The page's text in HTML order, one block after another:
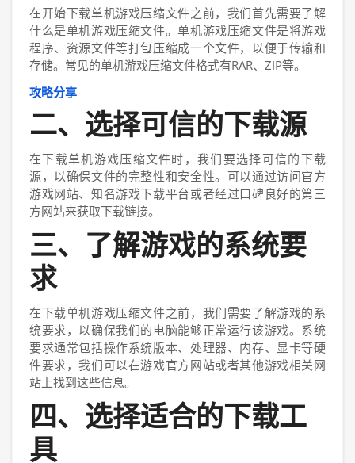
在开始下载单机游戏压缩文件之前，我们首先需要了解
什么是单机游戏压缩文件。单机游戏压缩文件是将游戏
程序、资源文件等打包压缩成一个文件，以便于传输和
存储。常见的单机游戏压缩文件格式有RAR、ZIP等。
攻略分享
二、选择可信的下载源
在下载单机游戏压缩文件时，我们要选择可信的下载
源，以确保文件的完整性和安全性。可以通过访问官方
游戏网站、知名游戏下载平台或者经过口碑良好的第三
方网站来获取下载链接。
三、了解游戏的系统要
求
在下载单机游戏压缩文件之前，我们需要了解游戏的系
统要求，以确保我们的电脑能够正常运行该游戏。系统
要求通常包括操作系统版本、处理器、内存、显卡等硬
件要求，我们可以在游戏官方网站或者其他游戏相关网
站上找到这些信息。
四、选择适合的下载工
具